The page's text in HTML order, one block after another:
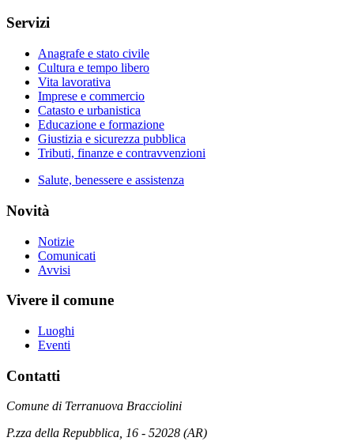
Servizi
Anagrafe e stato civile
Cultura e tempo libero
Vita lavorativa
Imprese e commercio
Catasto e urbanistica
Educazione e formazione
Giustizia e sicurezza pubblica
Tributi, finanze e contravvenzioni
Salute, benessere e assistenza
Novità
Notizie
Comunicati
Avvisi
Vivere il comune
Luoghi
Eventi
Contatti
Comune di Terranuova Bracciolini
P.zza della Repubblica, 16 - 52028 (AR)